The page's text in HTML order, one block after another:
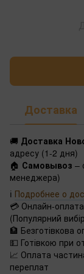
Доставка
🚚 Доставка
адресу (1-2 дня)
🏠 Самовывоз –
менеджера)
ℹ️ Подробнее о
💳 Онлайн-
(Популярний
🏦 Безготівкова
💵 Готівкою при
📈 Оплата
переплат